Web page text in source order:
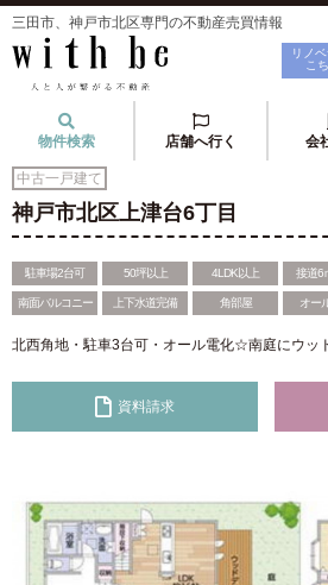
三田市、神戸市北区専門の不動産売買情報
リノ
こ
物件検索 店舗へ行く 会
中古一戸建て
神戸市北区上津台6丁目
駐車場2台可 50坪以上 4LDK以上 接道6
南面バルコニー 上下水道完備 角部屋 オー
北西角地・駐車3台可・オール電化☆南庭にウッ
資料請求